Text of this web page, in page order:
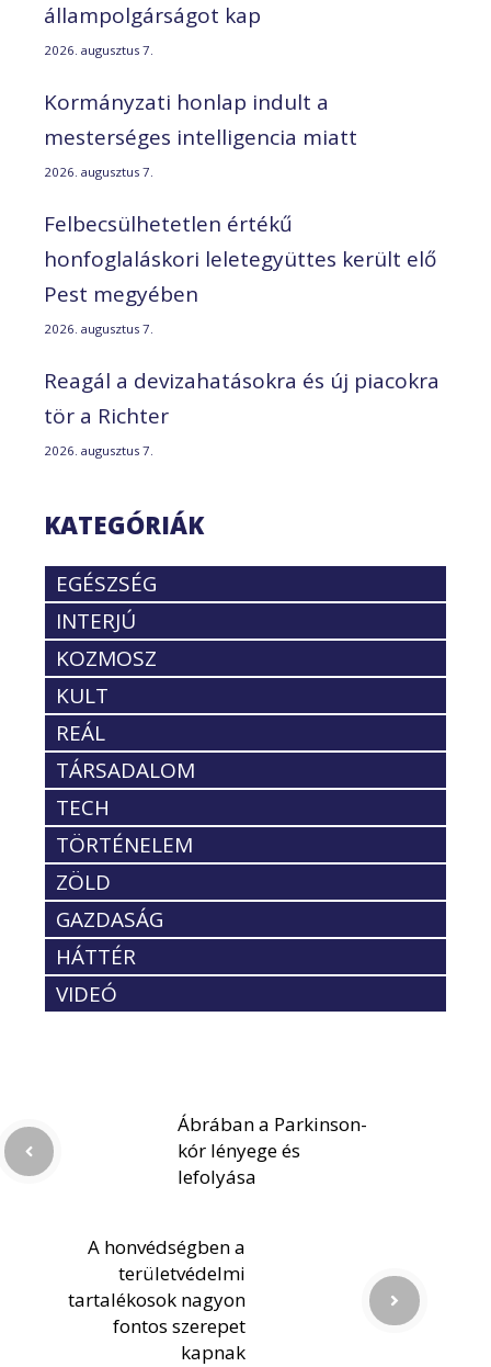
állampolgárságot kap
2026. augusztus 7.
Kormányzati honlap indult a
mesterséges intelligencia miatt
2026. augusztus 7.
Felbecsülhetetlen értékű
honfoglaláskori leletegyüttes került elő
Pest megyében
2026. augusztus 7.
Reagál a devizahatásokra és új piacokra
tör a Richter
2026. augusztus 7.
KATEGÓRIÁK
EGÉSZSÉG
INTERJÚ
KOZMOSZ
KULT
REÁL
TÁRSADALOM
TECH
TÖRTÉNELEM
ZÖLD
GAZDASÁG
HÁTTÉR
VIDEÓ
Ábrában a Parkinson-
kór lényege és
lefolyása
A honvédségben a
területvédelmi
tartalékosok nagyon
fontos szerepet
kapnak